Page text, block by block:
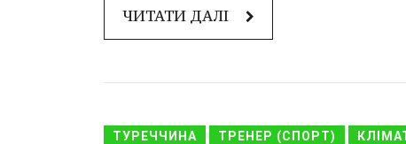
ЧИТАТИ ДАЛІ
ТУРЕЧЧИНА ТРЕНЕР (СПОРТ)